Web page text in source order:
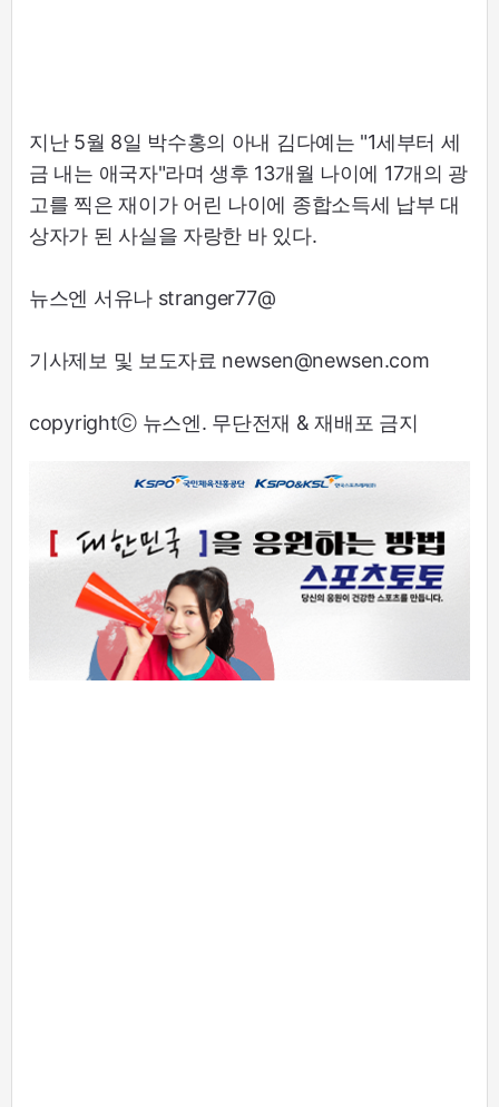
지난 5월 8일 박수홍의 아내 김다예는 "1세부터 세
금 내는 애국자"라며 생후 13개월 나이에 17개의 광
고를 찍은 재이가 어린 나이에 종합소득세 납부 대
상자가 된 사실을 자랑한 바 있다.
뉴스엔 서유나 stranger77@
기사제보 및 보도자료 newsen@newsen.com
copyrightⓒ 뉴스엔. 무단전재 & 재배포 금지